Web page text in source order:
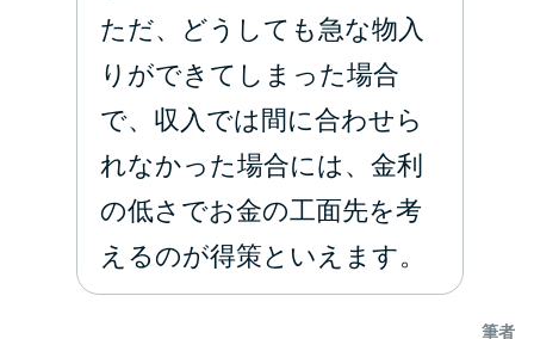
ただ、どうしても急な物入
りができてしまった場合
で、収入では間に合わせら
れなかった場合には、金利
の低さでお金の工面先を考
えるのが得策といえます。
筆者